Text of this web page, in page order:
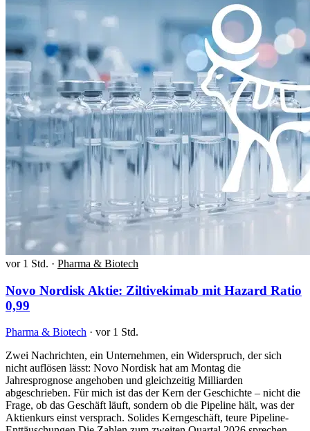
vor 1 Std. · Pharma & Biotech
Novo Nordisk Aktie: Ziltivekimab mit Hazard Ratio
0,99
Pharma & Biotech · vor 1 Std.
Zwei Nachrichten, ein Unternehmen, ein Widerspruch, der sich
nicht auflösen lässt: Novo Nordisk hat am Montag die
Jahresprognose angehoben und gleichzeitig Milliarden
abgeschrieben. Für mich ist das der Kern der Geschichte – nicht die
Frage, ob das Geschäft läuft, sondern ob die Pipeline hält, was der
Aktienkurs einst versprach. Solides Kerngeschäft, teure Pipeline-